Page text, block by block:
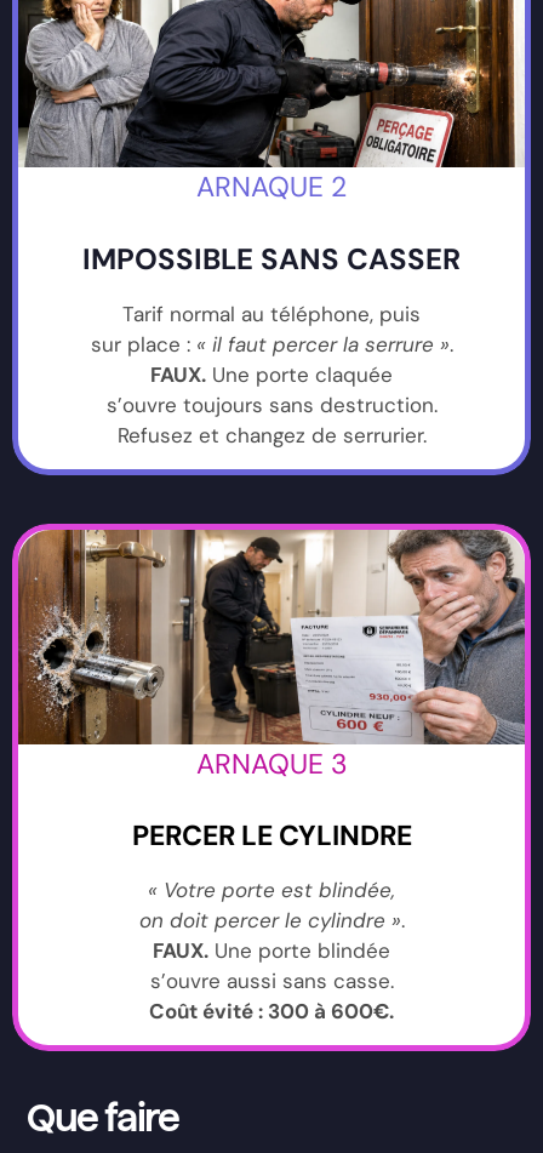
ARNAQUE 2
IMPOSSIBLE SANS CASSER
Tarif normal au téléphone, puis
sur place : « il faut percer la serrure ».
FAUX. Une porte claquée
s’ouvre toujours sans destruction.
Refusez et changez de serrurier.
ARNAQUE 3
PERCER LE CYLINDRE
« Votre porte est blindée,
on doit percer le cylindre ».
FAUX. Une porte blindée
s’ouvre aussi sans casse.
Coût évité : 300 à 600€.
Que faire